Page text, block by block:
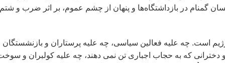
گمنام در بازداشتگاه‌ها و پنهان از چشم عموم، بر اثر ضرب و
است. چه علیه فعالین سیاسی، چه علیه پرستاران و بازنشستگان
که به حجاب اجباری تن نمی دهند، چه علیه کولبران و